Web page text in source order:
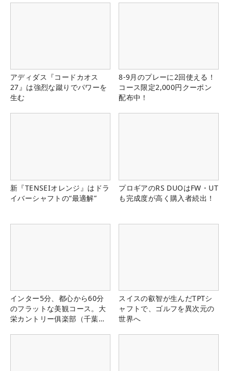
アディダス『コードカオス
27』は強烈な蹴りでパワーを
生む
8-9月のプレーに2回使える！
コース限定2,000円クーポン
配布中！
新『TENSEIオレンジ』はドラ
イバーシャフトの“最適解”
プロギアのRS DUOはFW・UT
も完成度が高く購入者続出！
インター5分、都心から60分
のフラットな美観コース。大
栄カントリー俱楽部（千葉
スイスの叡智が生んだTPTシ
ャフトで、ゴルフを異次元の
世界へ